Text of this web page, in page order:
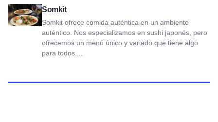
Somkit
Somkit ofrece comida auténtica en un ambiente
auténtico. Nos especializamos en sushi japonés, pero
ofrecemos un menú único y variado que tiene algo
para todos....
Ver Somkit